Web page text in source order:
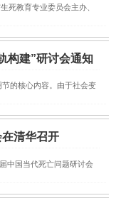
死教育专业委员会主办、
构建”研讨会通知
的核心内容。由于社会变
清华召开
中国当代死亡问题研讨会